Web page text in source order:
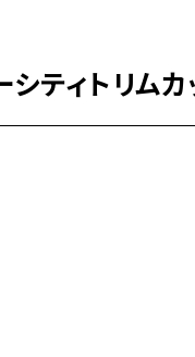
シティトリム